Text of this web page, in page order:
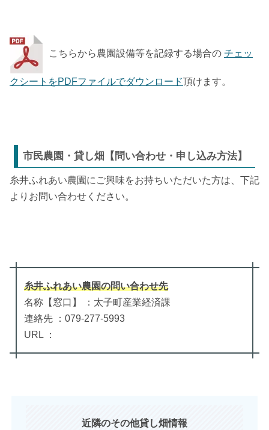
こちらから農園設備等を記録する場合の チェッ
クシートをPDFファイルでダウンロード頂けます。
市民農園・貸し畑【問い合わせ・申し込み方法】
糸井ふれあい農園にご興味をお持ちいただいた方は、下記
よりお問い合わせください。
糸井ふれあい農園の問い合わせ先
名称【窓口】 ：太子町産業経済課
連絡先 ：079-277-5993
URL ：
近隣のその他貸し畑情報